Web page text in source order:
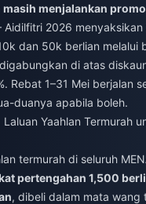
masih menjalankan
2026 menyaksikan
dan 50k berlian melalui
di atas
Rebat 1–31 Mei berjalan
duanya apabila boleh.
Yaahlan Termurah
termurah di seluruh
pertengahan 1,500
, dibeli dalam mata wang